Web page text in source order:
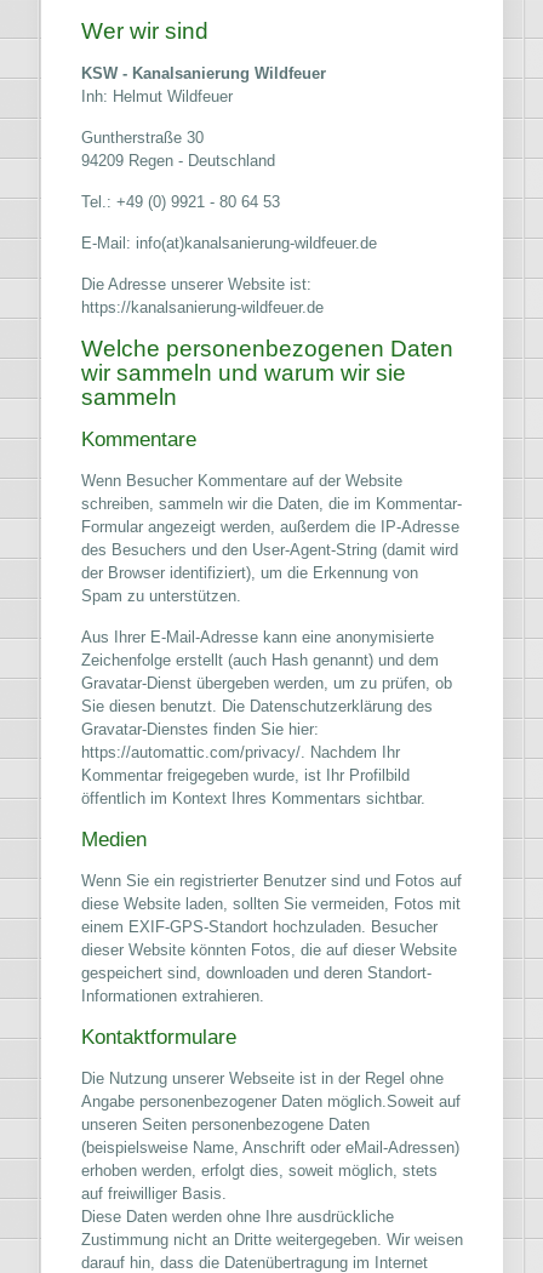
Wer wir sind
KSW - Kanalsanierung Wildfeuer
Inh: Helmut Wildfeuer
Guntherstraße 30
94209 Regen - Deutschland
Tel.: +49 (0) 9921 - 80 64 53
E-Mail: info(at)kanalsanierung-wildfeuer.de
Die Adresse unserer Website ist:
https://kanalsanierung-wildfeuer.de
Welche personenbezogenen Daten
wir sammeln und warum wir sie
sammeln
Kommentare
Wenn Besucher Kommentare auf der Website
schreiben, sammeln wir die Daten, die im Kommentar-
Formular angezeigt werden, außerdem die IP-Adresse
des Besuchers und den User-Agent-String (damit wird
der Browser identifiziert), um die Erkennung von
Spam zu unterstützen.
Aus Ihrer E-Mail-Adresse kann eine anonymisierte
Zeichenfolge erstellt (auch Hash genannt) und dem
Gravatar-Dienst übergeben werden, um zu prüfen, ob
Sie diesen benutzt. Die Datenschutzerklärung des
Gravatar-Dienstes finden Sie hier:
https://automattic.com/privacy/. Nachdem Ihr
Kommentar freigegeben wurde, ist Ihr Profilbild
öffentlich im Kontext Ihres Kommentars sichtbar.
Medien
Wenn Sie ein registrierter Benutzer sind und Fotos auf
diese Website laden, sollten Sie vermeiden, Fotos mit
einem EXIF-GPS-Standort hochzuladen. Besucher
dieser Website könnten Fotos, die auf dieser Website
gespeichert sind, downloaden und deren Standort-
Informationen extrahieren.
Kontaktformulare
Die Nutzung unserer Webseite ist in der Regel ohne
Angabe personenbezogener Daten möglich.Soweit auf
unseren Seiten personenbezogene Daten
(beispielsweise Name, Anschrift oder eMail-Adressen)
erhoben werden, erfolgt dies, soweit möglich, stets
auf freiwilliger Basis.
Diese Daten werden ohne Ihre ausdrückliche
Zustimmung nicht an Dritte weitergegeben. Wir weisen
darauf hin, dass die Datenübertragung im Internet